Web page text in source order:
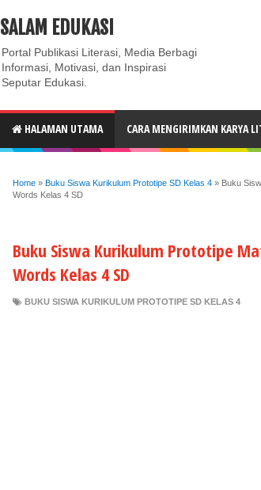
ABOUT CONTACT US
SALAM EDUKASI
Portal Publikasi Literasi, Media Berbagi
Informasi, Motivasi, dan Inspirasi
Seputar Edukasi.
HALAMAN UTAMA CARA MENGIRIMKAN KARYA
Home » Buku Siswa Kurikulum Prototipe SD Kelas 4 » Buku
Words Kelas 4 SD
Buku Siswa Kurikulum Prototipe
Words Kelas 4 SD
BUKU SISWA KURIKULUM PROTOTIPE SD KELAS 4